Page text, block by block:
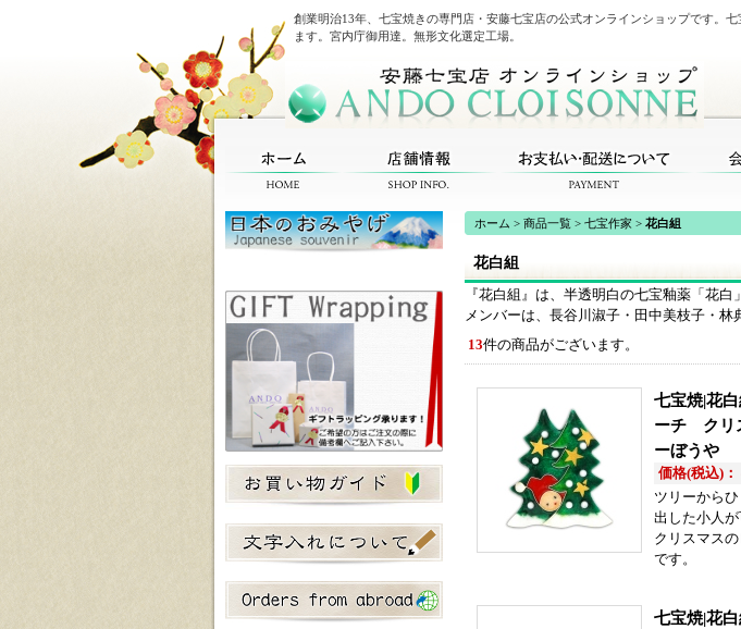
創業明治13年、七宝焼きの専門店・安藤七宝店の公式オンラインショップです。
ます。宮内庁御用達。無形文化選定工場。
ホーム > 商品一覧 > 七宝作家 > 花白組
花白組
『花白組』は、半透明白の七宝釉薬「花
メンバーは、長谷川淑子・田中美枝子・林
13件の商品がございます。
七宝焼|花
ーチ クリ
ーぼうや
価格(税込)：
ツリーから
出した小人が
クリスマス
です。
七宝焼|花